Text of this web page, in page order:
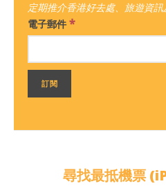
定期推介香港好去處、旅遊資訊
電子郵件 *
尋找最抵機票